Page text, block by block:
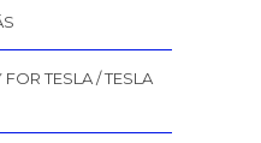
TESLA / TESLA